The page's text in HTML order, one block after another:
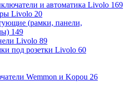
и автоматика Livolo 169
Livolo 20
(рамки, панели,
149
Livolo 89
под розетки Livolo 60
Wemmon и Kopou 26